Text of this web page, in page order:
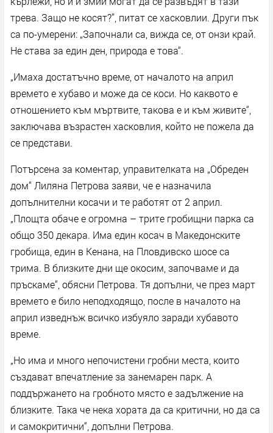
трева. Защо не косят?”, питат се хасковлии. Други пък
са по-умерени: „Започнали са, вижда се, от онзи край.
Не става за един ден, природа е това“.
„Имаха достатъчно време, от началото на април
времето е хубаво и може да се коси. Но каквото е
отношението към мъртвите, такова е и към живите“,
заключава възрастен хасковлия, който не пожела да
се представи.
Потърсена за коментар, управителката на „Обреден
дом“ Лиляна Петрова заяви, че е назначила
допълнителни косачи и те работят от 2 април.
„Площта обаче е огромна – трите гробищни парка са
общо 350 декара. Има един косач в Македонските
гробища, един в Кенана, на Пловдивско шосе са
трима. В близките дни ще окосим, започваме и да
пръскаме“, обясни Петрова. Тя допълни, че през март
времето е било неподходящо, после в началото на
април изведнъж всичко избуяло заради хубавото
време.
„Но има и много непочистени гробни места, които
създават впечатление за занемарен парк. А
поддържането на гробното място е задължение на
близките. Така че нека хората да са критични, но да са
и самокритични“, допълни Петрова.